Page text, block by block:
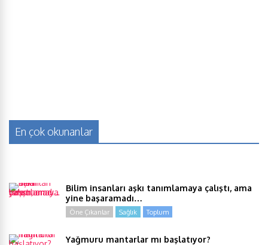
En çok okunanlar
Bilim insanları aşkı tanımlamaya çalıştı, ama
yine başaramadı…
Öne Çıkanlar Sağlık Toplum
Yağmuru mantarlar mı başlatıyor?